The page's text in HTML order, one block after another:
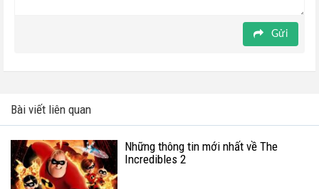
Gửi
Bài viết liên quan
Những thông tin mới nhất về The
Incredibles 2